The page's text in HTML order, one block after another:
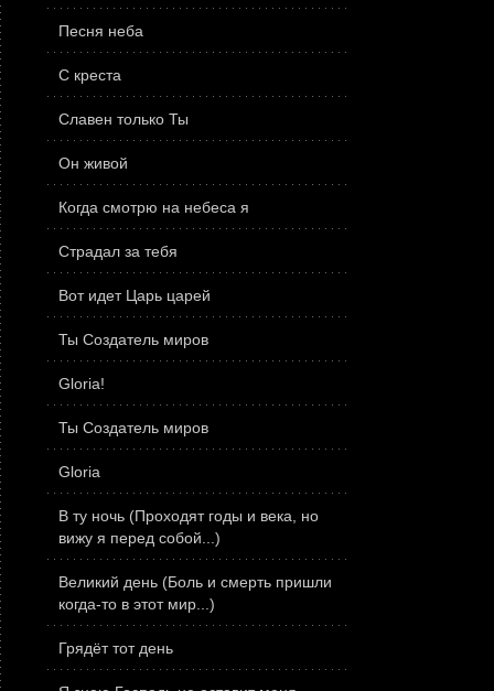
Песня неба
С креста
Славен только Ты
Он живой
Когда смотрю на небеса я
Страдал за тебя
Вот идет Царь царей
Ты Создатель миров
Gloria!
Ты Создатель миров
Gloria
В ту ночь (Проходят годы и века, но
вижу я перед собой...)
Великий день (Боль и смерть пришли
когда-то в этот мир...)
Грядёт тот день